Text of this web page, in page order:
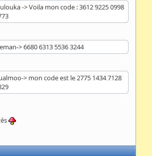
-> Voila mon code : 3612 9225 0998
> 6680 6313 5536 3244
> mon code est le 2775 1434 7128